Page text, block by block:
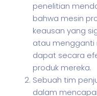
penelitian
bahwa mesin
keausan yang
atau mengganti
dapat secara
produk mereka.
Sebuah tim
dalam